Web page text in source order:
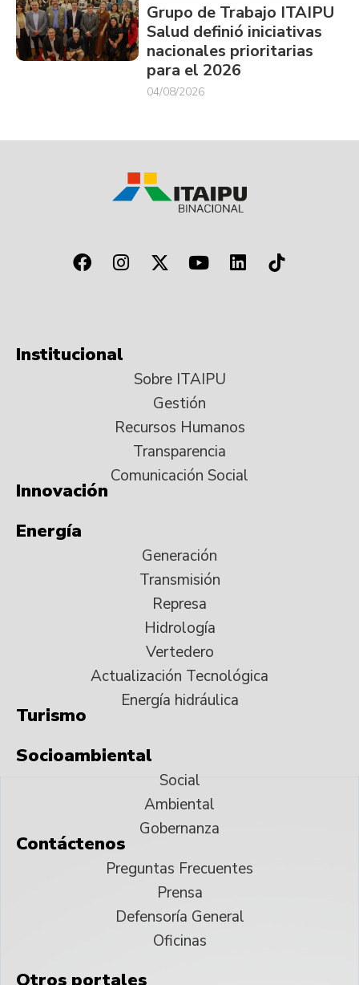
Grupo de Trabajo ITAIPU
Salud definió iniciativas
nacionales prioritarias
para el 2026
04/08/2026
Institucional
Sobre ITAIPU
Gestión
Recursos Humanos
Transparencia
Comunicación Social
Innovación
Energía
Generación
Transmisión
Represa
Hidrología
Vertedero
Actualización Tecnológica
Energía hidráulica
Turismo
Socioambiental
Social
Ambiental
Gobernanza
Contáctenos
Preguntas Frecuentes
Prensa
Defensoría General
Oficinas
Otros portales